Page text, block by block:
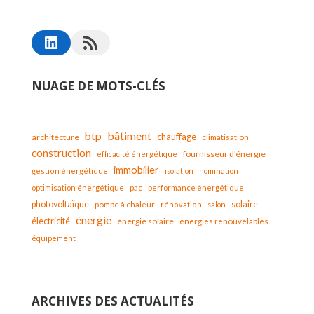
NUAGE DE MOTS-CLÉS
architecture btp bâtiment chauffage climatisation
construction efficacité énergétique fournisseur d'énergie
gestion énergétique immobilier isolation
nomination
optimisation énergétique
pac performance énergétique
photovoltaïque pompe à chaleur rénovation salon solaire
électricité énergie énergie solaire
énergies renouvelables
équipement
ARCHIVES DES ACTUALITÉS